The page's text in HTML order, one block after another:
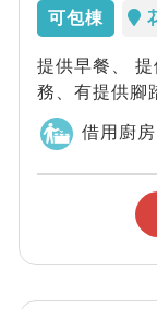
可包棟
提供早餐、
務、有提供腳
借用廚房